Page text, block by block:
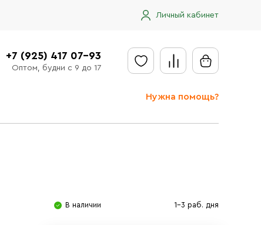
Личный кабинет
+7 (925) 417 07-93
Оптом, будни с 9 до 17
Нужна помощь?
Отправить заявку
В наличии 1-3 раб. дня